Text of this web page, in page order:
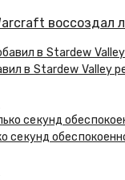
в Stardew Valley
секунд